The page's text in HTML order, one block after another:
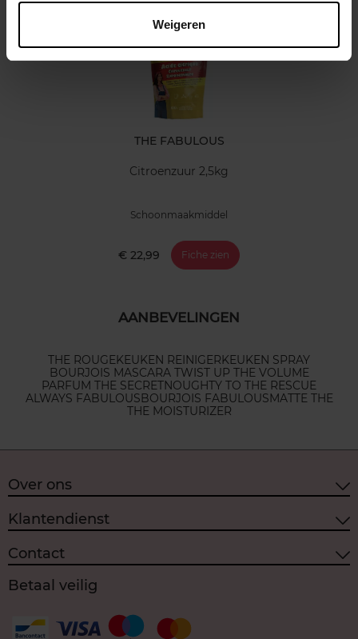
Weigeren
THE FABULOUS
Citroenzuur 2,5kg
Schoonmaakmiddel
€ 22,99 Fiche zien
AANBEVELINGEN
THE ROUGEKEUKEN REINIGERKEUKEN SPRAY
BOURJOIS MASCARA TWIST UP THE VOLUME
PARFUM THE SECRETNOUGHTY TO THE RESCUE
ALWAYS FABULOUSBOURJOIS FABULOUSMATTE THE
THE MOISTURIZER
Over ons
Klantendienst
Contact
Betaal veilig